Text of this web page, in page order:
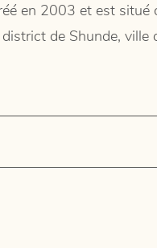
en 2003 et est
de Shunde,